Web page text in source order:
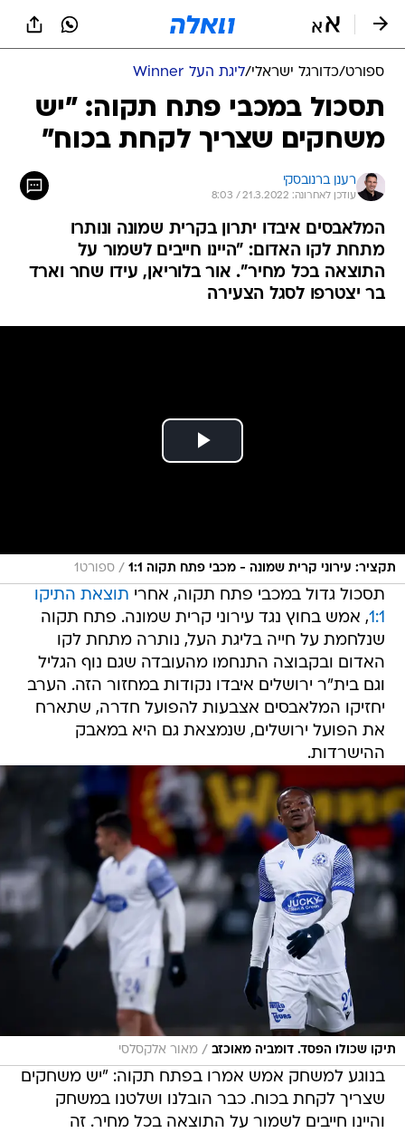
ספורט/כדורגל ישראלי/ליגת העל Winner
תסכול במכבי פתח תקוה: "יש
משחקים שצריך לקחת בכוח"
רענן ברנובסקי
עודכן לאחרונה: 21.3.2022 / 8:03
המלאבסים איבדו יתרון בקרית שמונה ונותרו
מתחת לקו האדום: "היינו חייבים לשמור על
התוצאה בכל מחיר". אור בלוריאן, עידו שחר וארד
בר יצטרפו לסגל הצעירה
תקציר: עירוני קרית שמונה - מכבי פתח תקוה 1:1 / ספורט1
תסכול גדול במכבי פתח תקוה, אחרי תוצאת התיקו
1:1, אמש בחוץ נגד עירוני קרית שמונה. פתח תקוה
שנלחמת על חייה בליגת העל, נותרה מתחת לקו
האדום ובקבוצה התנחמו מהעובדה שגם נוף הגליל
וגם בית"ר ירושלים איבדו נקודות במחזור הזה. הערב
יחזיקו המלאבסים אצבעות להפועל חדרה, שתארח
את הפועל ירושלים, שנמצאת גם היא במאבק
ההישרדות.
תיקו שכולו הפסד. דומביה מאוכזב / מאור אלקסלסי
בנוגע למשחק אמש אמרו בפתח תקוה: "יש משחקים
שצריך לקחת בכוח. כבר הובלנו ושלטנו במשחק
והיינו חייבים לשמור על התוצאה בכל מחיר. זה